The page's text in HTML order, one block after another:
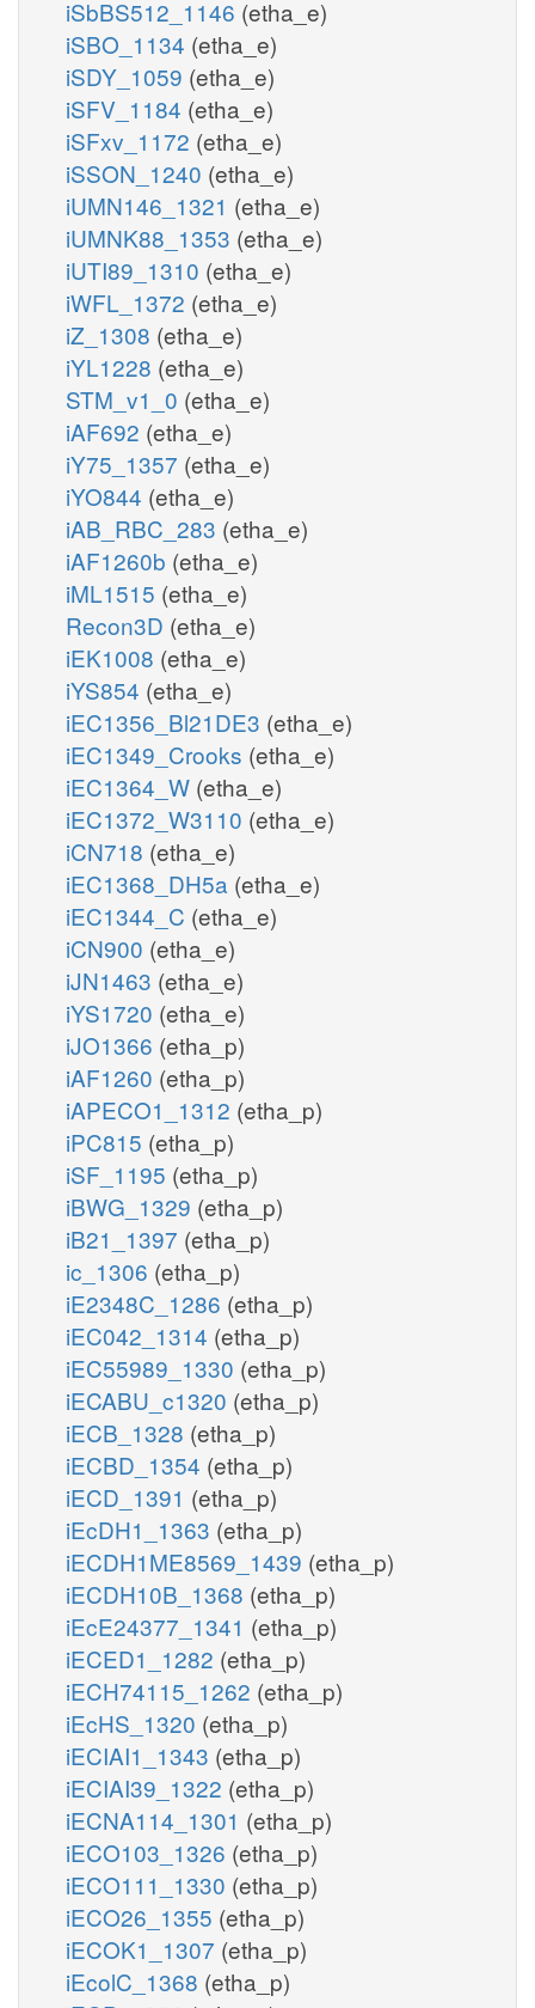
iSbBS512_1146 (etha_e)
iSBO_1134 (etha_e)
iSDY_1059 (etha_e)
iSFV_1184 (etha_e)
iSFxv_1172 (etha_e)
iSSON_1240 (etha_e)
iUMN146_1321 (etha_e)
iUMNK88_1353 (etha_e)
iUTI89_1310 (etha_e)
iWFL_1372 (etha_e)
iZ_1308 (etha_e)
iYL1228 (etha_e)
STM_v1_0 (etha_e)
iAF692 (etha_e)
iY75_1357 (etha_e)
iYO844 (etha_e)
iAB_RBC_283 (etha_e)
iAF1260b (etha_e)
iML1515 (etha_e)
Recon3D (etha_e)
iEK1008 (etha_e)
iYS854 (etha_e)
iEC1356_Bl21DE3 (etha_e)
iEC1349_Crooks (etha_e)
iEC1364_W (etha_e)
iEC1372_W3110 (etha_e)
iCN718 (etha_e)
iEC1368_DH5a (etha_e)
iEC1344_C (etha_e)
iCN900 (etha_e)
iJN1463 (etha_e)
iYS1720 (etha_e)
iJO1366 (etha_p)
iAF1260 (etha_p)
iAPECO1_1312 (etha_p)
iPC815 (etha_p)
iSF_1195 (etha_p)
iBWG_1329 (etha_p)
iB21_1397 (etha_p)
ic_1306 (etha_p)
iE2348C_1286 (etha_p)
iEC042_1314 (etha_p)
iEC55989_1330 (etha_p)
iECABU_c1320 (etha_p)
iECB_1328 (etha_p)
iECBD_1354 (etha_p)
iECD_1391 (etha_p)
iEcDH1_1363 (etha_p)
iECDH1ME8569_1439 (etha_p)
iECDH10B_1368 (etha_p)
iEcE24377_1341 (etha_p)
iECED1_1282 (etha_p)
iECH74115_1262 (etha_p)
iEcHS_1320 (etha_p)
iECIAI1_1343 (etha_p)
iECIAI39_1322 (etha_p)
iECNA114_1301 (etha_p)
iECO103_1326 (etha_p)
iECO111_1330 (etha_p)
iECO26_1355 (etha_p)
iECOK1_1307 (etha_p)
iEcolC_1368 (etha_p)